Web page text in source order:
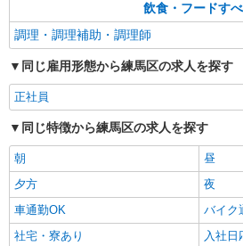
キープ
飲食・フードす
調理・調理補助・調理師
同じ雇用形態から練馬区の求人を探す
正社員
同じ特徴から練馬区の求人を探す
朝
昼
夕方
夜
車通勤OK
バイク
社宅・寮あり
入社日